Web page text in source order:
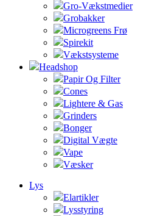
Gro-Vækstmedier
Grobakker
Microgreens Frø
Spirekit
Vækstsysteme
Headshop
Papir Og Filter
Cones
Lightere & Gas
Grinders
Bonger
Digital Vægte
Vape
Væsker
Lys
Elartikler
Lysstyring